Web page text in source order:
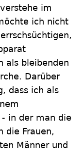
im
ich nicht
als bleibenden
Darüber
dass ich als
in der man die
die Frauen,
Männer und